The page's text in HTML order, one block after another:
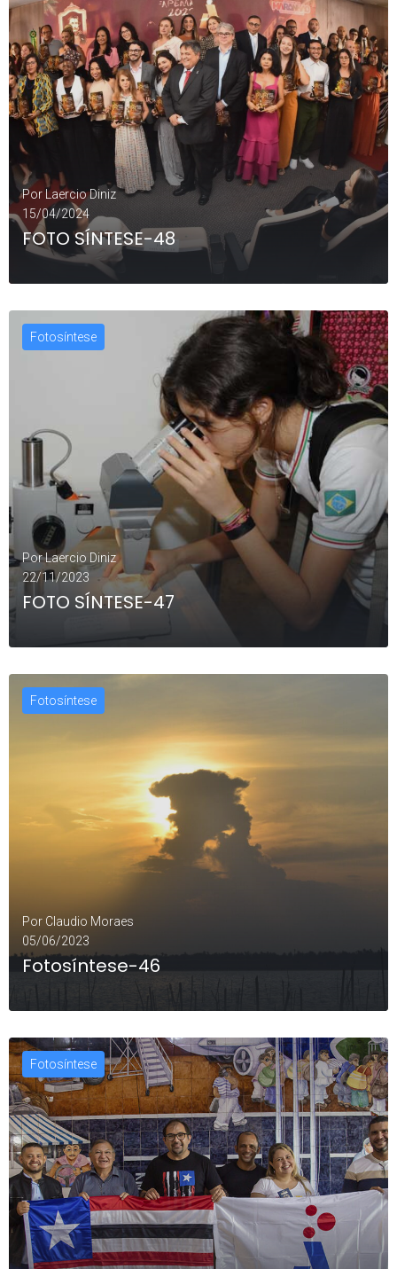
LEIA MAIS 0
PorLaercio Diniz
15/04/2024
FOTO SÍNTESE-48
0
Fotosíntese
PorLaercio Diniz
22/11/2023
FOTO SÍNTESE-47
Fotosíntese
Por Claudio Moraes
05/06/2023
Fotosíntese-46
LEIA MAIS 0
Fotosíntese